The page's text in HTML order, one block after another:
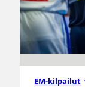
EM-kilpailut